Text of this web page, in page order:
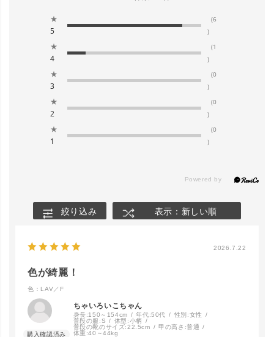
★
5
(6
)
★
4
(1
)
★
3
(0
)
★
2
(0
)
★
1
(0
)
絞り込み 表示：新しい順
2026.7.22
色が綺麗！
色：LAV／F
ちゃいろいこちゃん
身長:150～154cm 年代:50代 性別:女性
普段の服:S 体型:小柄
普段の靴のサイズ:22.5cm 甲の高さ:普通
体重:40～44kg